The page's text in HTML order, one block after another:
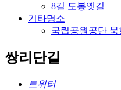
8길 도봉옛길
기타명소
국립공원공단
쌍리단길
트위터